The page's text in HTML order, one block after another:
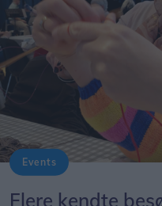
Events
Flere kendte